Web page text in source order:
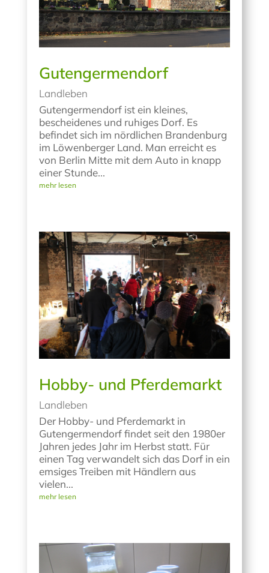
Gutengermendorf
Landleben
Gutengermendorf ist ein kleines,
bescheidenes und ruhiges Dorf. Es
befindet sich im nördlichen Brandenburg
im Löwenberger Land. Man erreicht es
von Berlin Mitte mit dem Auto in knapp
einer Stunde...
mehr lesen
Hobby- und Pferdemarkt
Landleben
Der Hobby- und Pferdemarkt in
Gutengermendorf findet seit den 1980er
Jahren jedes Jahr im Herbst statt. Für
einen Tag verwandelt sich das Dorf in ein
emsiges Treiben mit Händlern aus
vielen...
mehr lesen